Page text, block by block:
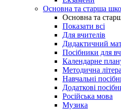
Основна та старша
Основна та
Показати всі
Для вчителів
Дидактичний
Посібники для
Календарне
Методична
Навчальні
Додаткові
Російська мова
Музика